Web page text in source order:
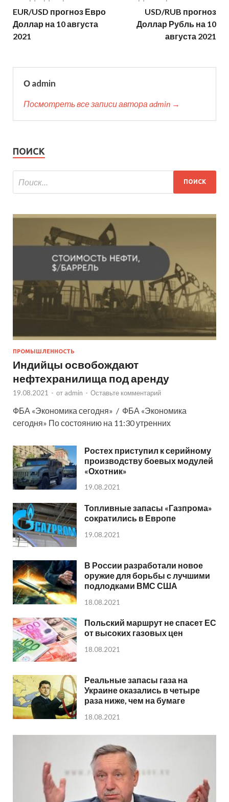
EUR/USD прогноз Евро
Доллар на 10 августа
2021
USD/RUB прогноз
Доллар Рубль на 10
августа 2021
О admin
Посмотреть все записи автора admin →
ПОИСК
ПРОМЫШЛЕННОСТЬ
Индийцы освобождают
нефтехранилища под аренду
19.08.2021 - от admin - Оставьте комментарий
ФБА «Экономика сегодня» / ФБА «Экономика
сегодня» По состоянию на 11:30 утренних
Ростех приступил к серийному
производству боевых модулей
«Охотник»
19.08.2021
Топливные запасы «Газпрома»
сократились в Европе
19.08.2021
В России разработали новое
оружие для борьбы с лучшими
подлодками ВМС США
18.08.2021
Польский маршрут не спасет ЕС
от высоких газовых цен
18.08.2021
Реальные запасы газа на
Украине оказались в четыре
раза ниже, чем на бумаге
18.08.2021